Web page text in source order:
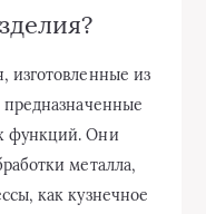
изготовленные из
предназначенные
функций. Они
металла,
как кузнечное